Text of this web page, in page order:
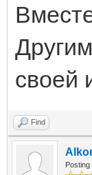
своей
Find
Posting